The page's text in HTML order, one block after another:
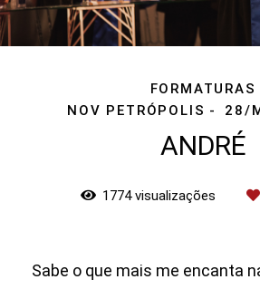
FORMATURAS
NOV PETRÓPOLIS
28/
ANDRÉ
1774visualizações
Sabe o que mais me encanta